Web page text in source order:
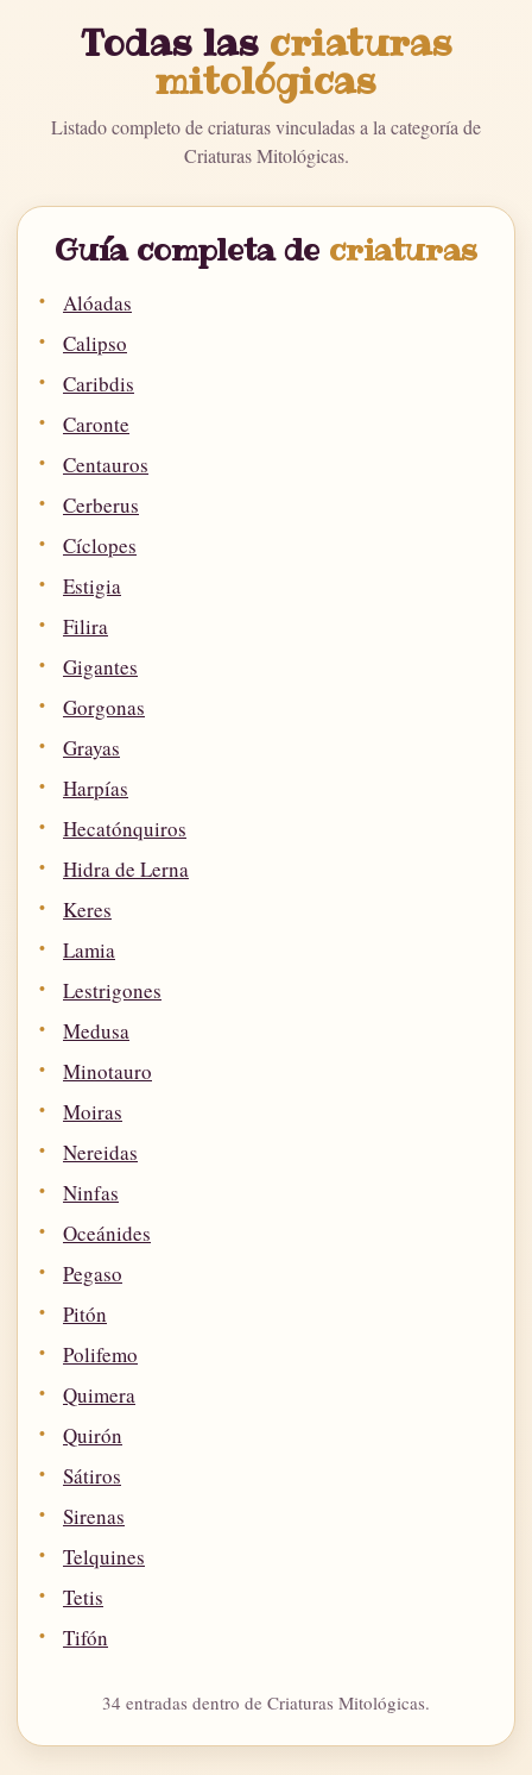
Todas las criaturas
mitológicas
Listado completo de criaturas vinculadas a la categoría de
Criaturas Mitológicas.
Guía completa de criaturas
Alóadas
Calipso
Caribdis
Caronte
Centauros
Cerberus
Cíclopes
Estigia
Filira
Gigantes
Gorgonas
Grayas
Harpías
Hecatónquiros
Hidra de Lerna
Keres
Lamia
Lestrigones
Medusa
Minotauro
Moiras
Nereidas
Ninfas
Oceánides
Pegaso
Pitón
Polifemo
Quimera
Quirón
Sátiros
Sirenas
Telquines
Tetis
Tifón
34 entradas dentro de Criaturas Mitológicas.